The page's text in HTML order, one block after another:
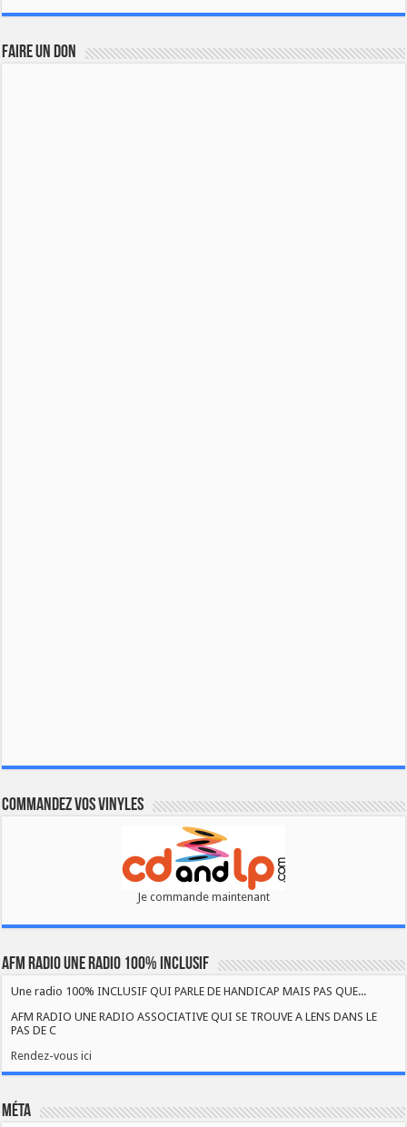
FAIRE UN DON
Commandez vos vinyles
Je commande maintenant
AFM RADIO UNE RADIO 100% INCLUSIF
Une radio 100% INCLUSIF QUI PARLE DE HANDICAP MAIS PAS QUE...
AFM RADIO UNE RADIO ASSOCIATIVE QUI SE TROUVE A LENS DANS LE
PAS DE C
Rendez-vous ici
Méta